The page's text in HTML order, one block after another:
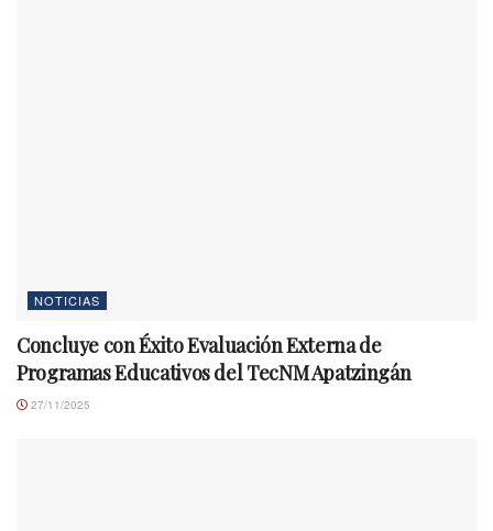
NOTICIAS
Concluye con Éxito Evaluación Externa de
Programas Educativos del TecNM Apatzingán
27/11/2025